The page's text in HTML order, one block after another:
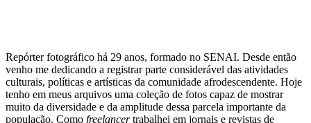
Repórter fotográfico há 29 anos, formado no SENAI. Desde então
venho me dedicando a registrar parte considerável das atividades
culturais, políticas e artísticas da comunidade afrodescendente. Hoje
tenho em meus arquivos uma coleção de fotos capaz de mostrar
muito da diversidade e da amplitude dessa parcela importante da
população. Como freelancertrabalhei em jornais e revistas de